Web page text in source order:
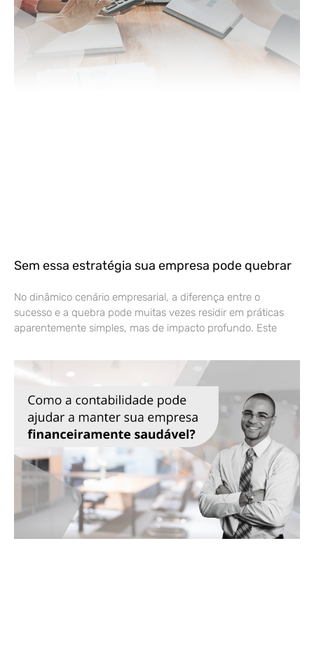
Sem essa estratégia sua empresa pode quebrar
No dinâmico cenário empresarial, a diferença entre o
sucesso e a quebra pode muitas vezes residir em práticas
aparentemente simples, mas de impacto profundo. Este